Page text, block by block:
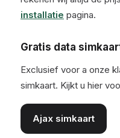
installatie pagina.
Gratis data
Exclusief voor a onze
simkaart. Kijkt u hier
Ajax simkaart